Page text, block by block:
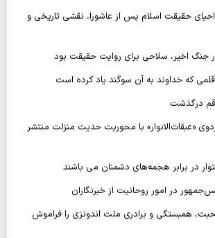
حقیقت اسلام پس از عاشورا، نقشی تاریخی و
جنگ اخیر، سلاحی برای روایت حقیقت بود
قلمی که خداوند به آن سوگند یاد کرده است
قم درگذشت
«عبقات‌الانوار» با محوریت حدیث منزلت منتشر
در برابر هجمه‌های دشمنان می باشند
در امور روحانیت از خبرنگاران
همبستگی و برادری ملت اندونزی را فراموش